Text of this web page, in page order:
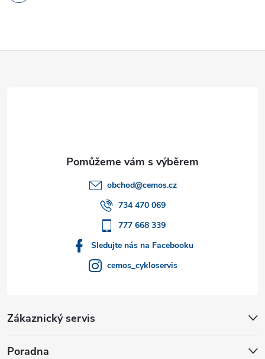
obchod@cemos.cz
734 470 069
777 668 339
Sledujte nás na Facebooku
cemos_cykloservis
Zákaznický servis
Poradna